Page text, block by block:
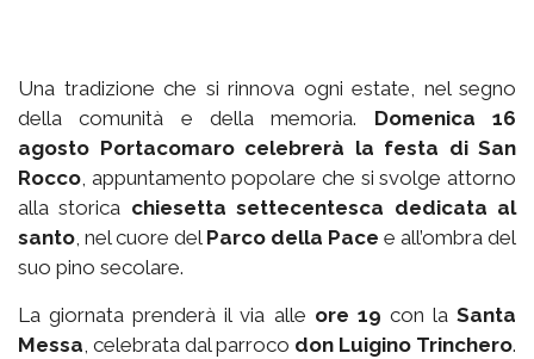
Una tradizione che si rinnova ogni estate, nel segno
della comunità e della memoria. Domenica 16
agosto Portacomaro celebrerà la festa di San
Rocco, appuntamento popolare che si svolge attorno
alla storica chiesetta settecentesca dedicata al
santo, nel cuore del Parco della Pace e all’ombra del
suo pino secolare.
La giornata prenderà il via alle ore 19 con laSanta
Messa, celebrata dal parroco don Luigino Trinchero.